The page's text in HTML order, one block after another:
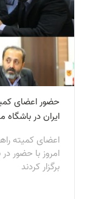
حضور اعضای
ایران در
اعضای کمیته
امروز با حضور
برگزار کردند